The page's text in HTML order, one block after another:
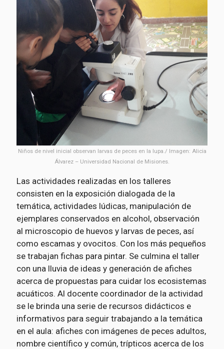
Niños de nivel inicial observan larvas de peces en la lupa./ Imagen: Alicia
Álvarez – Universidad Nacional de Misiones.
Las actividades realizadas en los talleres
consisten en la exposición dialogada de la
temática, actividades lúdicas, manipulación de
ejemplares conservados en alcohol, observación
al microscopio de huevos y larvas de peces, así
como escamas y ovocitos. Con los más pequeños
se trabajan fichas para pintar. Se culmina el taller
con una lluvia de ideas y generación de afiches
acerca de propuestas para cuidar los ecosistemas
acuáticos. Al docente coordinador de la actividad
se le brinda una serie de recursos didácticos e
informativos para seguir trabajando a la temática
en el aula: afiches con imágenes de peces adultos,
nombre científico y común, trípticos acerca de los